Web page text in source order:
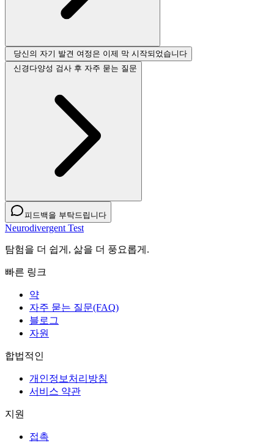
당신의 자기 발견 여정은 이제 막 시작되었습니다
신경다양성 검사 후 자주 묻는 질문
피드백을 부탁드립니다
Neurodivergent Test
탐험을 더 쉽게, 삶을 더 풍요롭게.
빠른 링크
약
자주 묻는 질문(FAQ)
블로그
자원
합법적인
개인정보처리방침
서비스 약관
지원
접촉